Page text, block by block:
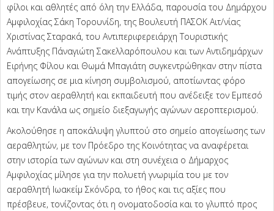
φίλοι και αθλητές από όλη την Ελλάδα, παρουσία του Δημάρχου
Αμφιλοχίας Σάκη Τορουνίδη, της Βουλευτή ΠΑΣΟΚ Αιτ/νίας
Χριστίνας Σταρακά, του Αντιπεριφερειάρχη Τουριστικής
Ανάπτυξης Πάναγιώτη Σακελλαρόπουλου και των Αντιδημάρχων
Ειρήνης Φίλου και Θωμά Μπαγιάτη συγκεντρώθηκαν στην πίστα
απογείωσης σε μια κίνηση συμβολισμού, αποτίωντας φόρο
τιμής στον αεραθλητή και εκπαιδευτή που ανέδειξε τον Εμπεσό
και την Κανάλα ως σημείο διεξαγωγής αγώνων αεροπτερισμού.
Ακολούθησε η αποκάλυψη γλυπτού στο σημείο απογείωσης των
αεραθλητών, με τον Πρόεδρο της Κοινότητας να αναφέρεται
στην ιστορία των αγώνων και στη συνέχεια ο Δήμαρχος
Αμφιλοχίας μίλησε για την πολυετή γνωριμία του με τον
αεραθλητή Ιωακείμ Σκόνδρα, το ήθος και τις αξίες που
πρέσβευε, τονίζοντας ότι η ονοματοδοσία και το γλυπτό προς